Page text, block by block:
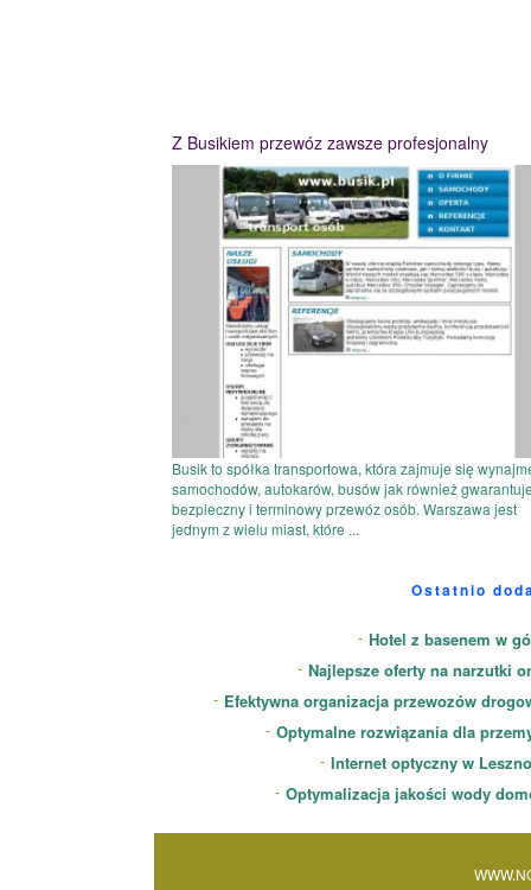
Z Busikiem przewóz zawsze profesjonalny
Busik to spółka transportowa, która zajmuje się
samochodów, autokarów, busów jak również
bezpieczny i terminowy przewóz osób. Warszawa jest
jednym z wielu miast, które ...
Ostatnio
Hotel z basenem w
Najlepsze oferty na narzutki
Efektywna organizacja przewozów
Optymalne rozwiązania dla
Internet optyczny w
Optymalizacja jakości wody